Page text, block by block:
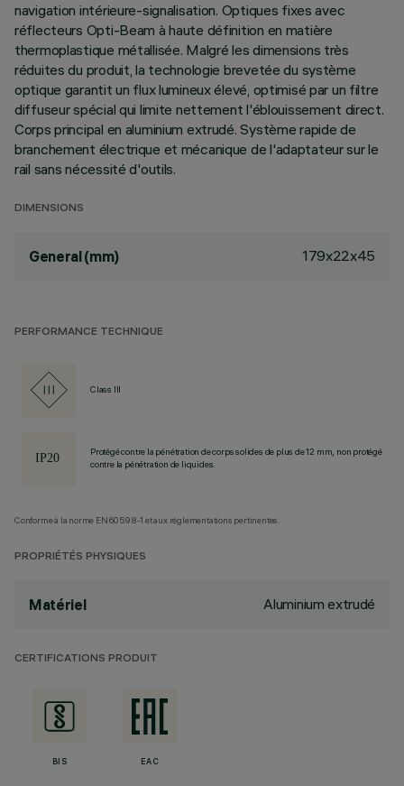
navigation intérieure-signalisation. Optiques fixes avec
réflecteurs Opti-Beam à haute définition en matière
thermoplastique métallisée. Malgré les dimensions très
réduites du produit, la technologie brevetée du système
optique garantit un flux lumineux élevé, optimisé par un filtre
diffuseur spécial qui limite nettement l'éblouissement direct.
Corps principal en aluminium extrudé. Système rapide de
branchement électrique et mécanique de l'adaptateur sur le
rail sans nécessité d'outils.
DIMENSIONS
General (mm) 179x22x45
PERFORMANCE TECHNIQUE
Class III
Protégé contre la pénétration de corps solides de plus de 12 mm, non protégé
contre la pénétration de liquides.
Conforme à la norme EN60598-1 et aux réglementations pertinentes.
PROPRIÉTÉS PHYSIQUES
Matériel Aluminium extrudé
CERTIFICATIONS PRODUIT
BIS EAC